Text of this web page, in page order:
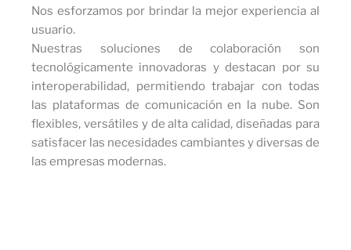
Nos esforzamos por brindar la mejor experiencia al
usuario.
Nuestras soluciones de colaboración son
tecnológicamente innovadoras y destacan por su
interoperabilidad, permitiendo trabajar con todas
las plataformas de comunicación en la nube. Son
flexibles, versátiles y de alta calidad, diseñadas para
satisfacer las necesidades cambiantes y diversas de
las empresas modernas.